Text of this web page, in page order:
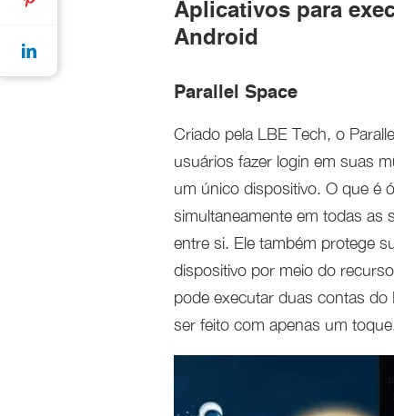
Aplicativos para
Android
Parallel Space
Criado pela LBE Tech, o
usuários fazer login em suas
um único dispositivo. O que é
simultaneamente em todas as
entre si. Ele também protege
dispositivo por meio do
pode executar duas contas
ser feito com apenas um